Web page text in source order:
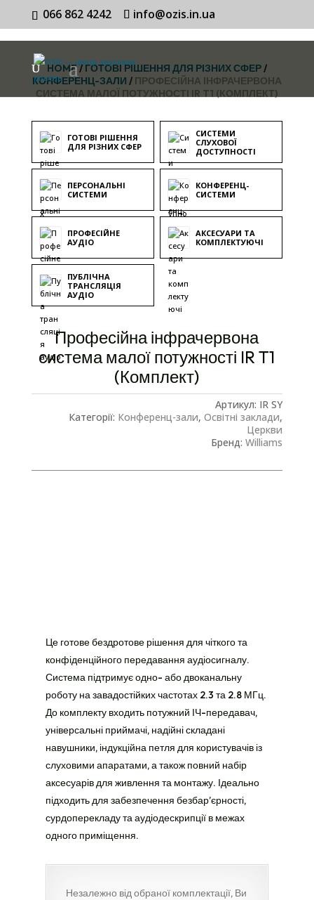
066 862 4242 info@ozis.in.ua
HOME/ГОТОВІ РІШЕННЯ ДЛЯ РІЗНИХ СФЕР/
КОНФЕРЕНЦ-ЗАЛИ / ПРОФЕСІЙНА ІНФРАЧЕРВОНА
СИСТЕМА МАЛОЇ ПОТУЖНОСТІ IR T1 (КОМПЛЕКТ)
ГОТОВІ РІШЕННЯ
ДЛЯ РІЗНИХ СФЕР
СИСТЕМИ
СЛУХОВОЇ
ДОСТУПНОСТІ
ПЕРСОНАЛЬНІ
СИСТЕМИ
КОНФЕРЕНЦ-
СИСТЕМИ
ПРОФЕСІЙНЕ
АУДІО
АКСЕСУАРИ ТА
КОМПЛЕКТУЮЧІ
ПУБЛІЧНА
ТРАНСЛЯЦІЯ
АУДІО
Професійна інфрачервона
система малої потужності IR T1
(Комплект)
Артикул: IR SY
Категорії: Конференц-зали,Освітні заклади,
Церкви
Бренд:Williams
Це готове бездротове рішення для чіткого та
конфіденційного передавання аудіосигналу.
Система підтримує одно- або двоканальну
роботу на завадостійких частотах 2.3 та 2.8 МГц.
До комплекту входить потужний ІЧ-передавач,
універсальні приймачі, надійні складані
навушники, індукційна петля для користувачів із
слуховими апаратами, а також повний набір
аксесуарів для живлення та монтажу. Ідеально
підходить для забезпечення безбар’єрності,
сурдоперекладу та аудіодескрипції в межах
одного приміщення.
Незалежно від обраної комплектації, Ви